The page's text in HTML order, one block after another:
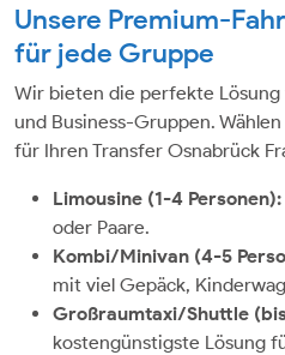
Unsere Premium-
für jede Gruppe
Wir bieten die perfekte Lösung
und Business-Gruppen.
für Ihren Transfer Osnabrück
Limousine (1-4 Personen):
oder Paare.
Kombi/Minivan (4-5
mit viel Gepäck,
Großraumtaxi/Shuttle
kostengünstigste Lösung